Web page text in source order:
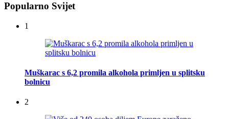
Popularno Svijet
1
Muškarac s 6,2 promila alkohola primljen u splitsku
bolnicu
2